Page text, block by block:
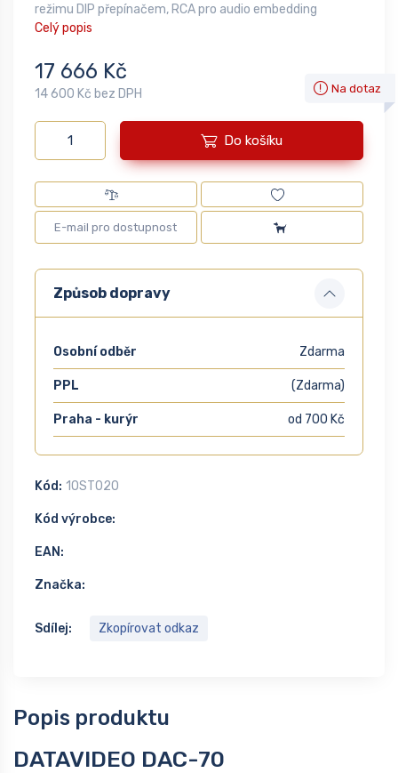
režimu DIP přepínačem, RCA pro audio embedding
Celý popis
17 666 Kč
14 600 Kč bez DPH Na dotaz
Do košíku
Způsob dopravy
Osobní odběr Zdarma
PPL (Zdarma)
Praha - kurýr od 700 Kč
Kód: 1OST020
Kód výrobce:
EAN:
Značka:
Sdílej: Zkopírovat odkaz
Popis produktu
DATAVIDEO DAC-70